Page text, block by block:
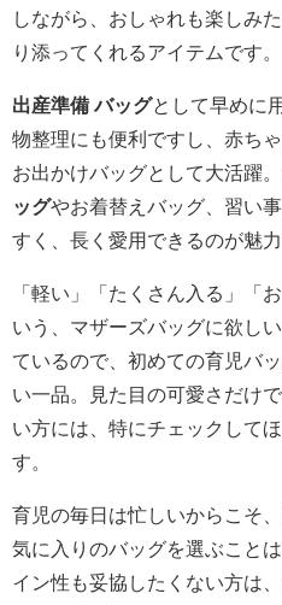
しながら、おしゃれも楽しみ
り添ってくれるアイテムです。
出産準備 バッグとして早めに
物整理にも便利ですし、赤ち
お出かけバッグとして大活躍
ッグやお着替えバッグ、習い
すく、長く愛用できるのが魅力
「軽い」「たくさん入る」「
いう、マザーズバッグに欲し
ているので、初めての育児バ
い一品。見た目の可愛さだけ
い方には、特にチェックして
す。
育児の毎日は忙しいからこそ
気に入りのバッグを選ぶこと
イン性も妥協したくない方は